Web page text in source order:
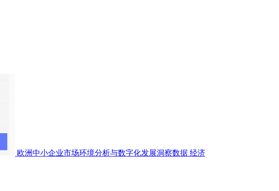
欧洲中小企业市场环境分析与数字化发展洞察数据 经济